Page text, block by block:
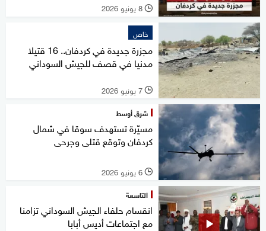
l 8 يونيو 2026
خاص
مجزرة جديدة في كردفان.. 16 قتيلا
مدنيا في قصف للجيش السوداني
l 7 يونيو 2026
شرق أوسط
مسيّرة تستهدف سوقا في شمال
كردفان وتوقع قتلى وجرحى
l 6 يونيو 2026
التاسعة
انقسام حلفاء الجيش السوداني تزامنا
مع اجتماعات أديس أبابا